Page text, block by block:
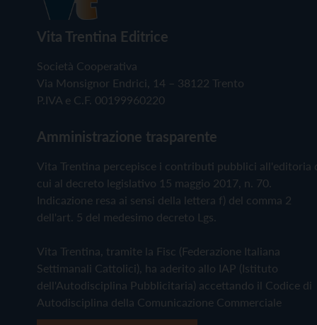
Vita Trentina Editrice
Società Cooperativa
Via Monsignor Endrici, 14 – 38122 Trento
P.IVA e C.F. 00199960220
Amministrazione trasparente
Vita Trentina percepisce i contributi pubblici all'editoria
cui al decreto legislativo 15 maggio 2017, n. 70.
Indicazione resa ai sensi della lettera f) del comma 2
dell'art. 5 del medesimo decreto Lgs.
Vita Trentina, tramite la Fisc (Federazione Italiana
Settimanali Cattolici), ha aderito allo IAP (Istituto
dell'Autodisciplina Pubblicitaria) accettando il Codice di
Autodisciplina della Comunicazione Commerciale